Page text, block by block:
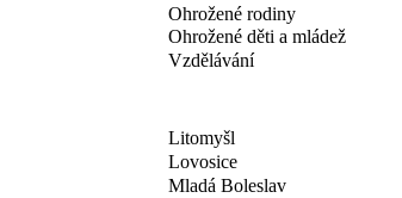
Ohrožené rodiny
Ohrožené děti a mládež
Vzdělávání
Litomyšl
Lovosice
Mladá Boleslav